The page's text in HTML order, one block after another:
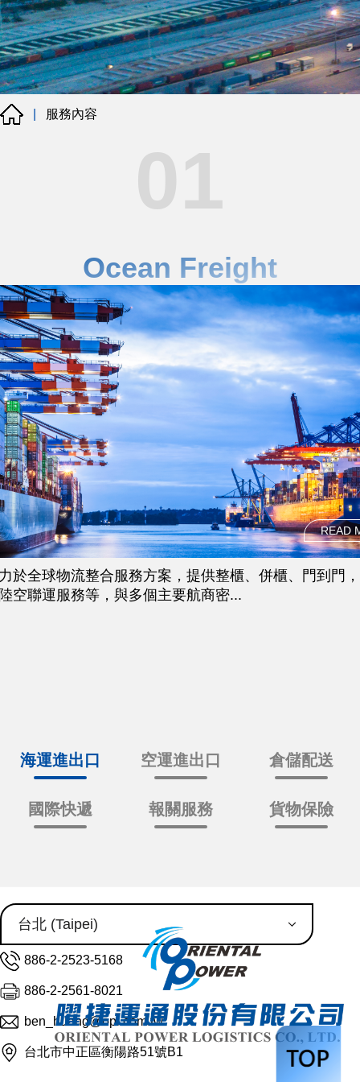
服務內容
01
Ocean Freight
READ
於全球物流整合服務方案，提供整櫃、併櫃、門到門
空聯運服務等，與多個主要航商密...
海運進出口 空運進出口 倉儲配送
國際快遞 報關服務 貨物保險
886-2-2523-5168
886-2-2561-8021
ben_huang@opl.com.tw
台北市中正區衡陽路51號B1